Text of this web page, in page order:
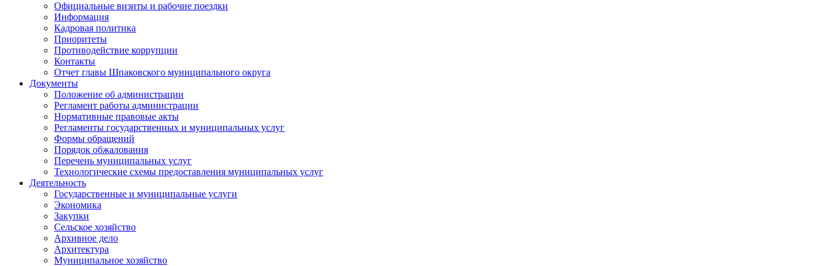
Официальные визиты и рабочие поездки
Информация
Кадровая политика
Приоритеты
Противодействие коррупции
Контакты
Отчет главы Шпаковского муниципального округа
Документы
Положение об администрации
Регламент работы администрации
Нормативные правовые акты
Регламенты государственных и муниципальных услуг
Формы обращений
Порядок обжалования
Перечень муниципальных услуг
Технологические схемы предоставления муниципальных услуг
Деятельность
Государственные и муниципальные услуги
Экономика
Закупки
Сельское хозяйство
Архивное дело
Архитектура
Муниципальное хозяйство